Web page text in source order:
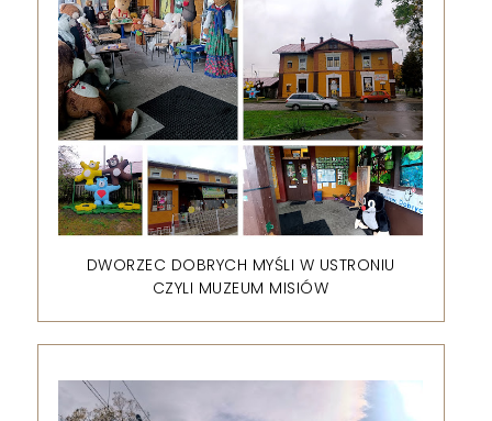
DWORZEC DOBRYCH MYŚLI W USTRONIU
CZYLI MUZEUM MISIÓW